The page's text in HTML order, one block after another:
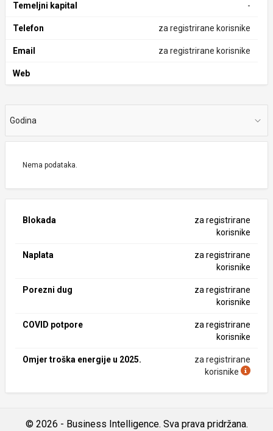
Temeljni kapital -
Telefon za registrirane korisnike
Email za registrirane korisnike
Web
Godina
Nema podataka.
Blokada
za registrirane
korisnike
Naplata
za registrirane
korisnike
Porezni dug
za registrirane
korisnike
COVID potpore
za registrirane
korisnike
Omjer troška energije u 2025.
za registrirane
korisnike
© 2026 - Business Intelligence. Sva prava pridržana.